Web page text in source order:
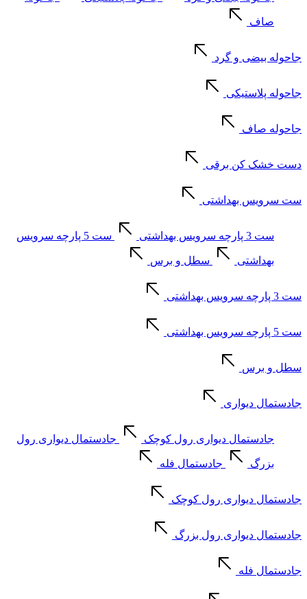
صاف
جاحوله بیضی و گرد
جاحوله پلاستیکی
جاحوله صاف
دست خشک کن برقی
ست سرویس بهداشتی
ست 3 پارچه سرویس بهداشتی ست 5 پارچه سرویس
بهداشتی سطل و برس
ست 3 پارچه سرویس بهداشتی
ست 5 پارچه سرویس بهداشتی
سطل و برس
جادستمال دیواری
جادستمال دیواری رول کوچک جادستمال دیواری رول
بزرگ جادستمال فله
جادستمال دیواری رول کوچک
جادستمال دیواری رول بزرگ
جادستمال فله